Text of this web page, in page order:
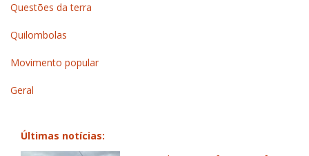
Questões da terra
Quilombolas
Movimento popular
Geral
Últimas notícias: